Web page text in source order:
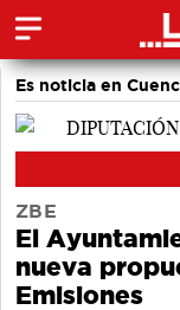
Es noticia en
ZBE
El
nueva
Emisiones